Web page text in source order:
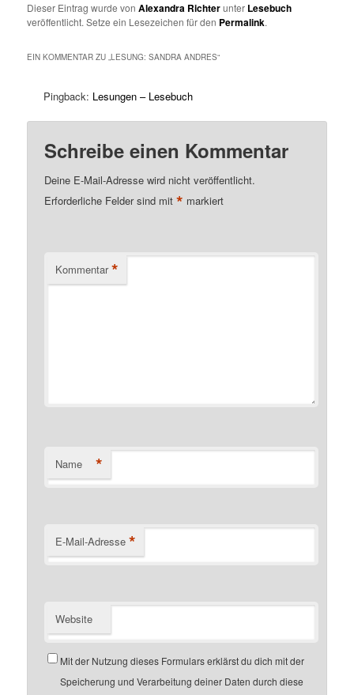
Dieser Eintrag wurde vonAlexandra Richterunter Lesebuch
veröffentlicht. Setze ein Lesezeichen für den Permalink.
EIN KOMMENTAR ZU „LESUNG: SANDRA ANDRES“
Pingback: Lesungen – Lesebuch
Schreibe einen Kommentar
Deine E-Mail-Adresse wird nicht veröffentlicht.
Erforderliche Felder sind mit* markiert
Kommentar *
Name *
E-Mail-Adresse *
Website
Mit der Nutzung dieses Formulars erklärst du dich mit der
Speicherung und Verarbeitung deiner Daten durch diese